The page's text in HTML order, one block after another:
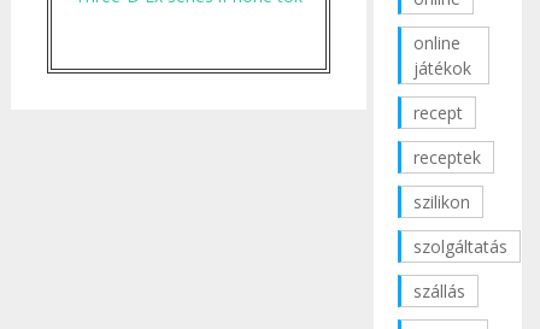
online
játékok
recept
receptek
szilikon
szolgáltatás
szállás